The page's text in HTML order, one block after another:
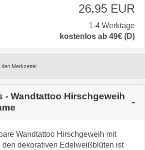
26,95 EUR
1-4 Werktage
kostenlos ab 49€ (D)
- Wandtattoo Hirschgeweih
Wandtattoo Hirschgeweih mit
den dekorativen Edelweißblüten ist